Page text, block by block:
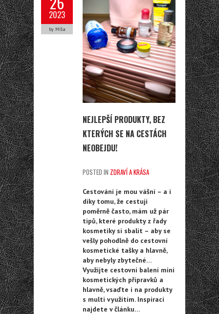
2023
by Míša
NEJLEPŠÍ PRODUKTY, BEZ
KTERÝCH SE NA CESTÁCH
NEOBEJDU!
POSTED IN ZDRAVÍ A KRÁSA
Cestování je mou vášní – a i
díky tomu, že cestuji
poměrně často, mám už pár
tipů, které produkty z řady
kosmetiky si sbalit – aby se
vešly pohodlně do cestovní
kosmetické tašky a hlavně,
aby nebyly zbytečné…
Využijte cestovní balení mini
kosmetických přípravků a
hlavně, vsaďte i na produkty
s multi využitím. Inspiraci
najdete v článku…